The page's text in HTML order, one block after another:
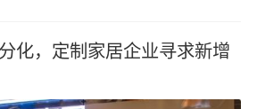
化，定制家居企业寻求新增